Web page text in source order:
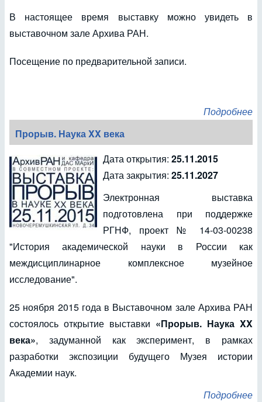
В настоящее время выставку можно увидеть в
выставочном зале Архива РАН.
Посещение по предварительной записи.
Подробнее
Прорыв. Наука XX века
Дата открытия: 25.11.2015
Дата закрытия: 25.11.2027
Электронная выставка
подготовлена при поддержке
РГНФ, проект № 14-03-00238
"История академической науки в России как
междисциплинарное комплексное музейное
исследование".
25 ноября 2015 года в Выставочном зале Архива РАН
состоялось открытие выставки «Прорыв. Наука XX
века», задуманной как эксперимент, в рамках
разработки экспозиции будущего Музея истории
Академии наук.
Подробнее